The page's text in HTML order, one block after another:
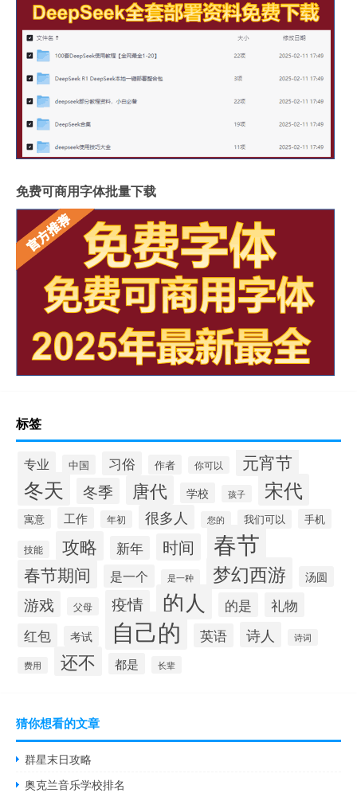
免费可商用字体批量下载
标签
专业 中国 习俗 作者 你可以 元宵节
冬天 冬季 唐代 学校 孩子 宋代
寓意 工作 年初 很多人 您的 我们可以 手机
技能 攻略 新年 时间 春节
春节期间 是一个 是一种 梦幻西游 汤圆
游戏 父母 疫情 的人 的是 礼物
红包 考试 自己的 英语 诗人 诗词
费用 还不 都是 长辈
猜你想看的文章
群星末日攻略
奥克兰音乐学校排名